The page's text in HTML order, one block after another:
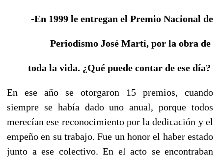
-En 1999 le entregan el Premio Nacional de
Periodismo José Martí, por la obra de
toda la vida. ¿Qué puede contar de ese día?
En ese año se otorgaron 15 premios, cuando
siempre se había dado uno anual, porque todos
merecían ese reconocimiento por la dedicación y el
empeño en su trabajo. Fue un honor el haber estado
junto a ese colectivo. En el acto se encontraban